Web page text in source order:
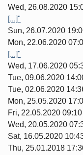
Wed, 26.08.2020
[...]"
Sun, 26.07.2020
Mon, 22.06.2020
[...]"
Wed, 17.06.2020
Tue, 09.06.2020
Tue, 02.06.2020
Mon, 25.05.2020
Fri, 22.05.2020 09:10
Wed, 20.05.2020
Sat, 16.05.2020
Thu, 25.01.2018